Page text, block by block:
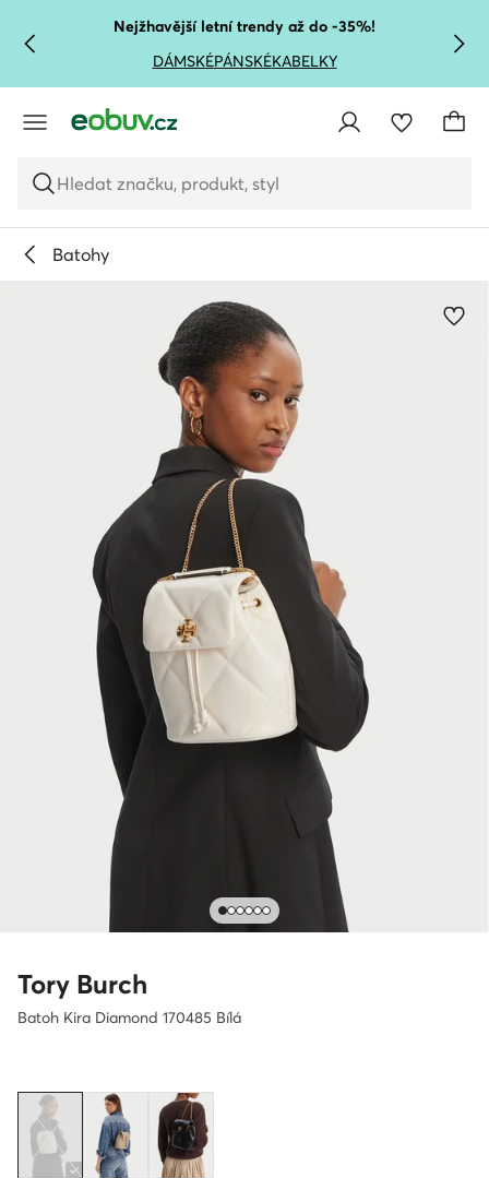
PŘEJÍT NA HLAVNÍ OBSAH
PŘEJÍT NA VYHLEDÁVÁNÍ
Nejžhavější letní trendy až do -35%!
DÁMSKÉPÁNSKÉKABELKY
Hledat značku, produkt, styl
Batohy
Tory Burch
Batoh Kira Diamond 170485 Bílá